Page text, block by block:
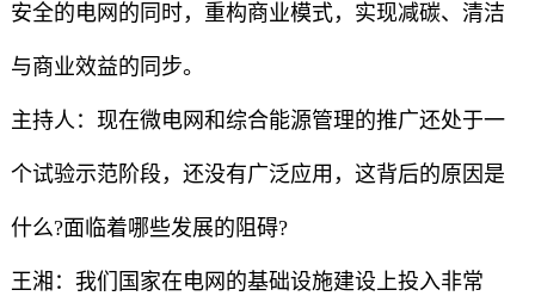
安全的电网的同时，重构商业模式，实现减碳、清洁
与商业效益的同步。
主持人：现在微电网和综合能源管理的推广还处于一
个试验示范阶段，还没有广泛应用，这背后的原因是
什么?面临着哪些发展的阻碍?
王湘：我们国家在电网的基础设施建设上投入非常